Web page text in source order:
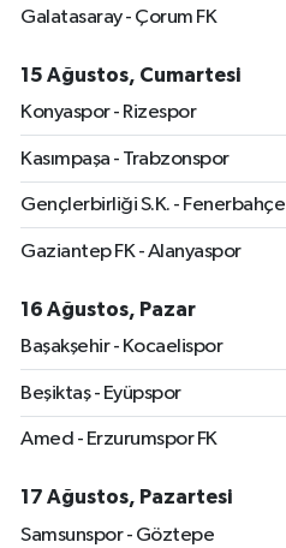
Galatasaray - Çorum FK
15 Ağustos, Cumartesi
Konyaspor - Rizespor
Kasımpaşa - Trabzonspor
Gençlerbirliği S.K. - Fenerbahçe
Gaziantep FK - Alanyaspor
16 Ağustos, Pazar
Başakşehir - Kocaelispor
Beşiktaş - Eyüpspor
Amed - Erzurumspor FK
17 Ağustos, Pazartesi
Samsunspor - Göztepe